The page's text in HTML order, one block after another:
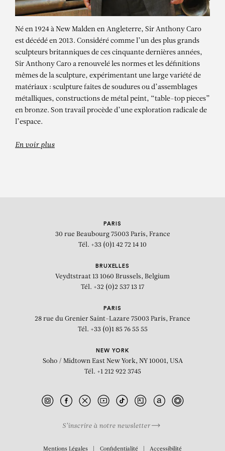
ANTHONY CARO
Né en 1924 à New Malden en Angleterre, Sir Anthony Caro
est décédé en 2013. Considéré comme l’un des plus grands
sculpteurs britanniques de ces cinquante dernières années,
Sir Anthony Caro a renouvelé les normes et les définitions
mêmes de la sculpture, expérimentant une large variété de
matériaux : sculpture faites de soudures ou d’assemblages
métalliques, constructions de métal peint, “table-top pieces”
en bronze. Son travail procède d’une exploration radicale de
l’espace.
En voir plus
PARIS
30 rue Beaubourg 75003 Paris, France
Tél. +33 (0)1 42 72 14 10
BRUXELLES
Veydtstraat 13 1060 Brussels, Belgium
Tél. +32 (0)2 537 13 17
PARIS
28 rue du Grenier Saint-Lazare 75003 Paris, France
Tél. +33 (0)1 85 76 55 55
NEW YORK
Soho / Midtown East New York, NY 10001, USA
Tél. +1 212 922 3745
S’inscrire à notre newsletter
Mentions Légales Confidentialité Accessibilité